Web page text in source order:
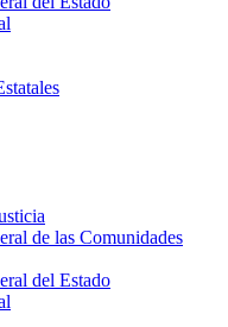
de las Comunidades
del Estado